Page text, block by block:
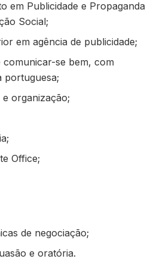
em Publicidade e Propaganda
Social;
em agência de publicidade;
se bem, com
portuguesa;
e organização;
Office;
de negociação;
e oratória.